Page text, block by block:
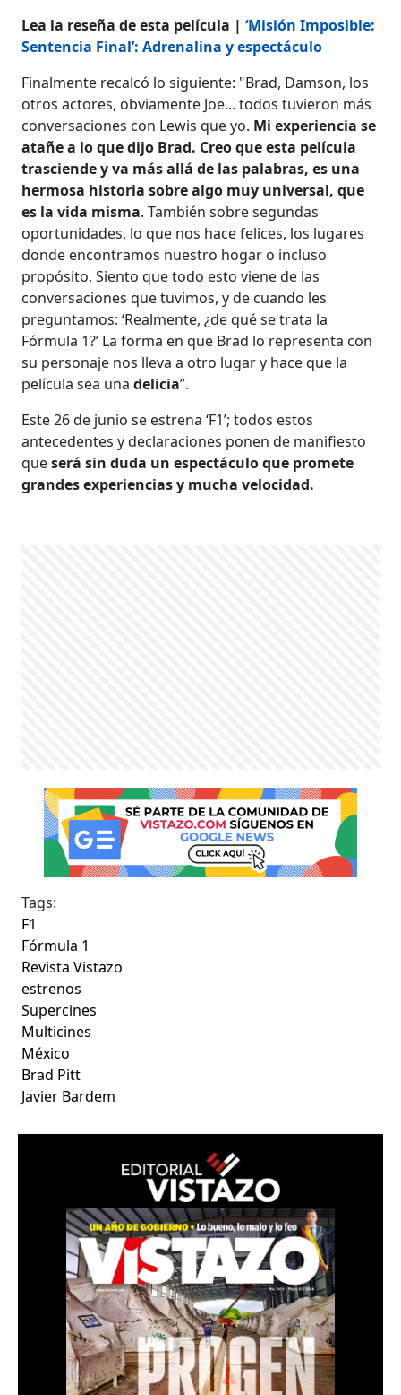
Lea la reseña de esta película | ‘Misión Imposible:
Sentencia Final’: Adrenalina y espectáculo
Finalmente recalcó lo siguiente: "Brad, Damson, los
otros actores, obviamente Joe... todos tuvieron más
conversaciones con Lewis que yo. Mi experiencia se
atañe a lo que dijo Brad. Creo que esta película
trasciende y va más allá de las palabras, es una
hermosa historia sobre algo muy universal, que
es la vida misma. También sobre segundas
oportunidades, lo que nos hace felices, los lugares
donde encontramos nuestro hogar o incluso
propósito. Siento que todo esto viene de las
conversaciones que tuvimos, y de cuando les
preguntamos: ‘Realmente, ¿de qué se trata la
Fórmula 1?’ La forma en que Brad lo representa con
su personaje nos lleva a otro lugar y hace que la
película sea unadelicia”.
Este 26 de junio se estrena ‘F1’; todos estos
antecedentes y declaraciones ponen de manifiesto
queserá sin duda un espectáculo que promete
grandes experiencias y mucha velocidad.
Tags:
F1
Fórmula 1
Revista Vistazo
estrenos
Supercines
Multicines
México
Brad Pitt
Javier Bardem